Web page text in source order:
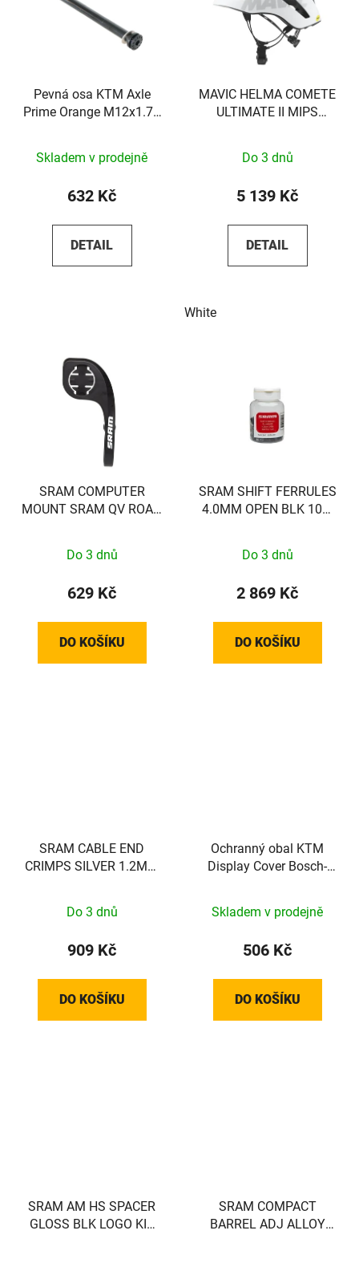
Pevná osa KTM Axle
Prime Orange M12x1.75
Skladem v prodejně
632 Kč
DETAIL
MAVIC HELMA COMETE
ULTIMATE II MIPS
Do 3 dnů
5 139 Kč
DETAIL
White
SRAM COMPUTER
MOUNT SRAM QV ROAD
Do 3 dnů
629 Kč
DO KOŠÍKU
SRAM SHIFT FERRULES
4.0MM OPEN BLK 100-
Do 3 dnů
2 869 Kč
DO KOŠÍKU
SRAM CABLE END
CRIMPS SILVER 1.2MM
Do 3 dnů
909 Kč
DO KOŠÍKU
Ochranný obal KTM
Display Cover Bosch-
Skladem v prodejně
506 Kč
DO KOŠÍKU
SRAM AM HS SPACER
GLOSS BLK LOGO KIT
SRAM COMPACT
BARREL ADJ ALLOY